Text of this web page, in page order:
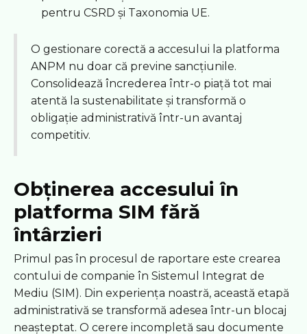
pentru CSRD și Taxonomia UE.
O gestionare corectă a accesului la platforma
ANPM nu doar că previne sancțiunile.
Consolidează încrederea într-o piață tot mai
atentă la sustenabilitate și transformă o
obligație administrativă într-un avantaj
competitiv.
Obținerea accesului în
platforma SIM fără
întârzieri
Primul pas în procesul de raportare este crearea
contului de companie în Sistemul Integrat de
Mediu (SIM). Din experiența noastră, această etapă
administrativă se transformă adesea într-un blocaj
neașteptat. O cerere incompletă sau documente